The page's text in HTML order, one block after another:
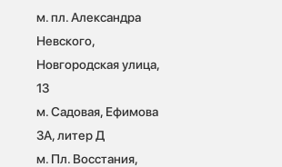
м. пл. Александра
Невского,
Новгородская улица,
13
м. Садовая, Ефимова
3А, литер Д
м. Пл. Восстания,